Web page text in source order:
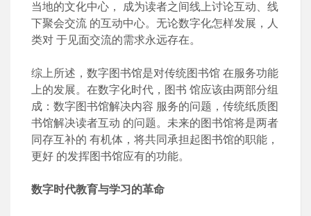
当地的文化中心， 成为读者之间线上讨论互动、线
下聚会交流 的互动中心。无论数字化怎样发展，人
类对 于见面交流的需求永远存在。
综上所述，数字图书馆是对传统图书馆 在服务功能
上的发展。在数字化时代，图书 馆应该由两部分组
成：数字图书馆解决内容 服务的问题，传统纸质图
书馆解决读者互动 的问题。未来的图书馆将是两者
同存互补的 有机体，将共同承担起图书馆的职能，
更好 的发挥图书馆应有的功能。
数字时代教育与学习的革命